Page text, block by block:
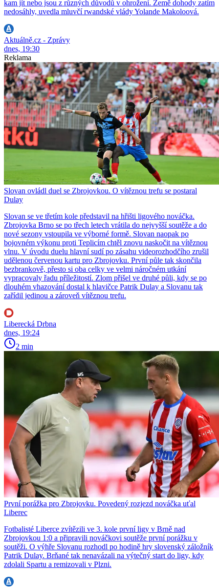
kam jít nebo jsou z různých důvodů v ohrožení. Země dohody zatím
nedosáhly, uvedla mluvčí rwandské vlády Yolande Makoloová.
Aktuálně.cz - Zprávy
dnes, 19:30
Reklama
Slovan ovládl duel se Zbrojovkou. O vítěznou trefu se postaral
Dulay
Slovan se ve třetím kole představil na hřišti ligového nováčka.
Zbrojovka Brno se po třech letech vrátila do nejvyšší soutěže a do
nové sezony vstoupila ve výborné formě. Slovan naopak po
bojovném výkonu proti Teplicím chtěl znovu naskočit na vítěznou
vlnu. V úvodu duelu hlavní sudí po zásahu videorozhodčího zrušil
udělenou červenou kartu pro Zbrojovku. První půle tak skončila
bezbrankově, přesto si oba celky ve velmi náročném utkání
vypracovaly řadu příležitostí. Zlom přišel ve druhé půli, kdy se po
dlouhém vhazování dostal k hlavičce Patrik Dulay a Slovanu tak
zařídil jedinou a zároveň vítěznou trefu.
Liberecká Drbna
dnes, 19:24
2 min
První porážka pro Zbrojovku. Povedený rozjezd nováčka uťal
Liberec
Fotbalisté Liberce zvítězili ve 3. kole první ligy v Brně nad
Zbrojovkou 1:0 a připravili nováčkovi soutěže první porážku v
soutěži. O výhře Slovanu rozhodl po hodině hry slovenský záložník
Patrik Dulay. Brňané tak nenavázali na výtečný start do ligy, kdy
zdolali Spartu a remizovali v Plzni.